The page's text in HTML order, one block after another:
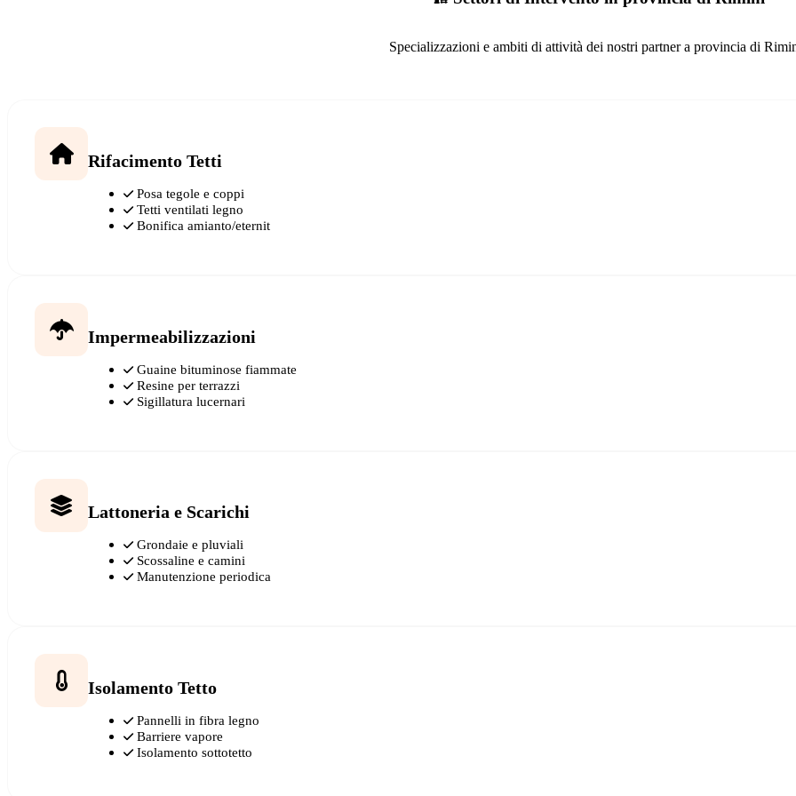
Specializzazioni e ambiti di attività dei nostri partner a provincia di
Rifacimento Tetti
Posa tegole e coppi
Tetti ventilati legno
Bonifica amianto/eternit
Impermeabilizzazioni
Guaine bituminose fiammate
Resine per terrazzi
Sigillatura lucernari
Lattoneria e Scarichi
Grondaie e pluviali
Scossaline e camini
Manutenzione periodica
Isolamento Tetto
Pannelli in fibra legno
Barriere vapore
Isolamento sottotetto